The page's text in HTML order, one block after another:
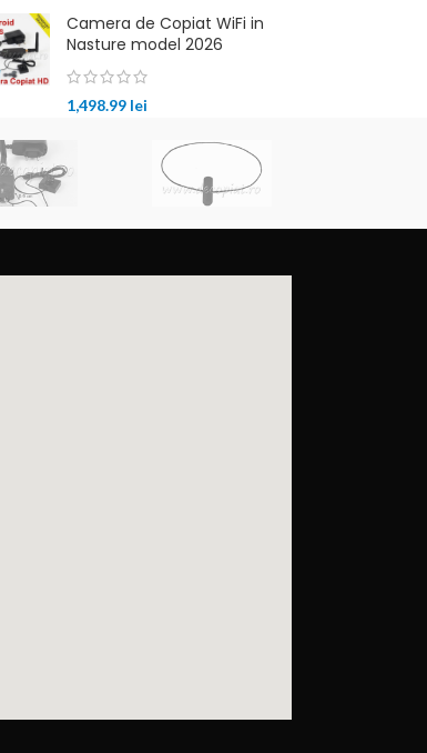
Camera de Copiat WiFi in
Nasture model 2026
1,498.99 lei